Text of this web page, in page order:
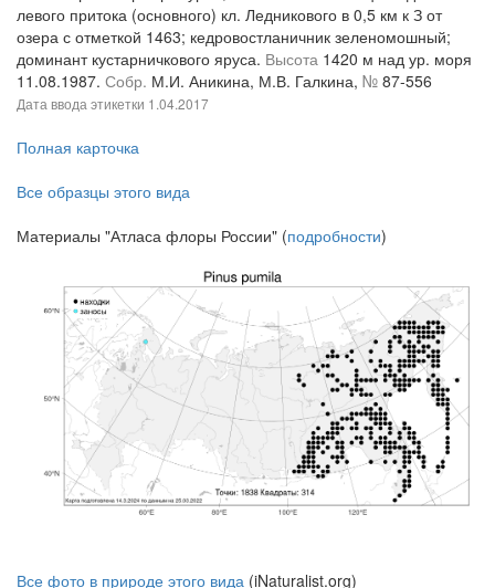
левого притока (основного) кл. Ледникового в 0,5 км к З от
озера с отметкой 1463; кедровостланичник зеленомошный;
доминант кустарничкового яруса. Высота 1420 м над ур. моря
11.08.1987. Собр. М.И. Аникина, М.В. Галкина, № 87-556
Дата ввода этикетки 1.04.2017
Полная карточка
Все образцы этого вида
Материалы "Атласа флоры России" (подробности)
Все фото в природе этого вида (iNaturalist.org)